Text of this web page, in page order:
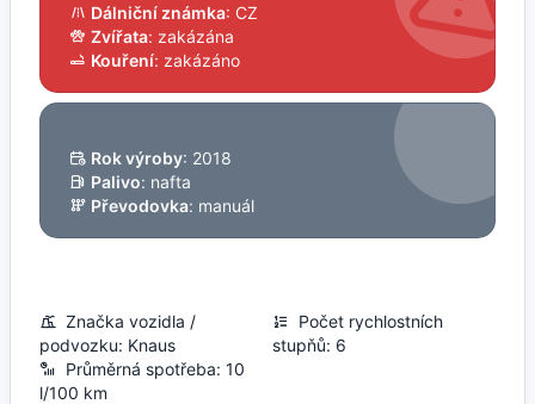
Dálniční známka: CZ
Zvířata: zakázána
Kouření: zakázáno
Rok výroby: 2018
Palivo: nafta
Převodovka: manuál
Značka vozidla /
podvozku: Knaus
Počet rychlostních
stupňů: 6
Průměrná spotřeba: 10
l/100 km